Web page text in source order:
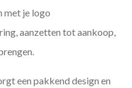
met je logo
aanzetten tot aankoop,
een pakkend design en